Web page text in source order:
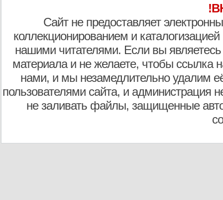
Сайт не предоставляет
коллекционированием и
нашими читателями. Если вы являетесь
материала и не желаете, чтобы ссылка
нами, и мы незамедлительно удалим
пользователями сайта, и администрация
не заливать файлы, защищенные